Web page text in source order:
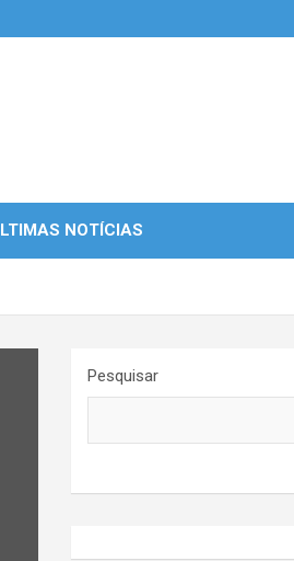
NOTÍCIAS
Pesquisar